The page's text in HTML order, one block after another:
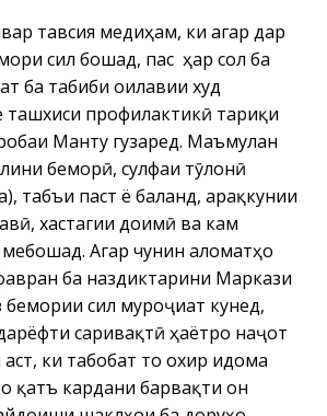
тавсия медиҳам, ки агар дар
сил бошад, пас ҳар сол ба
ба табиби оилавии худ
профилактикӣ тариқи
Манту гузаред. Маъмулан
беморӣ, сулфаи тӯлонӣ
табъи паст ё баланд, арақкунии
хастагии доимӣ ва кам
Агар чунин аломатҳо
ба наздиктарини Маркази
бемории сил муроҷиат кунед,
саривақтӣ ҳаётро наҷот
ки табобат то охир идома
қатъ кардани барвақти он